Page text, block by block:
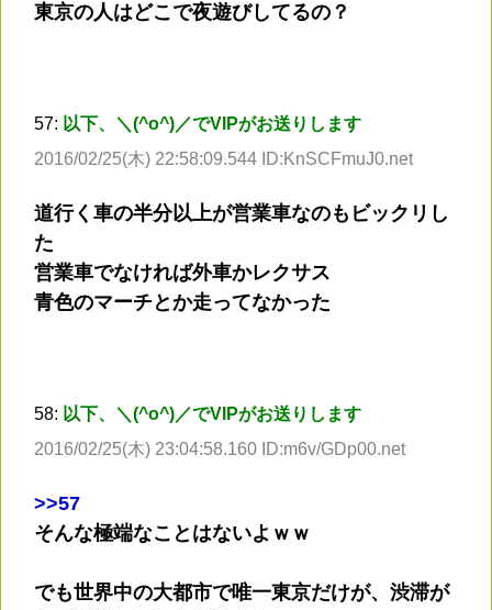
東京の人はどこで夜遊びしてるの？
57: 以下、＼(^o^)／でVIPがお送りします
2016/02/25(木) 22:58:09.544 ID:KnSCFmuJ0.net
道行く車の半分以上が営業車なのもビックリし
た
営業車でなければ外車かレクサス
青色のマーチとか走ってなかった
58: 以下、＼(^o^)／でVIPがお送りします
2016/02/25(木) 23:04:58.160 ID:m6v/GDp00.net
>>57
そんな極端なことはないよｗｗ
でも世界中の大都市で唯一東京だけが、渋滞が